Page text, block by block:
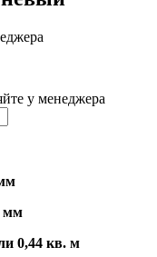
у менеджера
мм
0,44 кв. м